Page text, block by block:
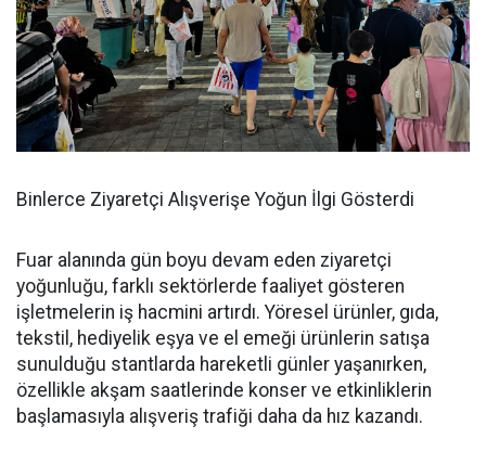
Binlerce Ziyaretçi Alışverişe Yoğun İlgi Gösterdi
Fuar alanında gün boyu devam eden ziyaretçi
yoğunluğu, farklı sektörlerde faaliyet gösteren
işletmelerin iş hacmini artırdı. Yöresel ürünler, gıda,
tekstil, hediyelik eşya ve el emeği ürünlerin satışa
sunulduğu stantlarda hareketli günler yaşanırken,
özellikle akşam saatlerinde konser ve etkinliklerin
başlamasıyla alışveriş trafiği daha da hız kazandı.